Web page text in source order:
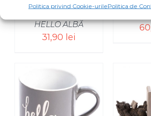
Politica privind Cookie-urilePolitica de
HELLO ALBĂ
31,90 lei